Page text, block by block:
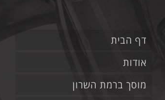
דף הבית
אודות
מוסך ברמת השרון